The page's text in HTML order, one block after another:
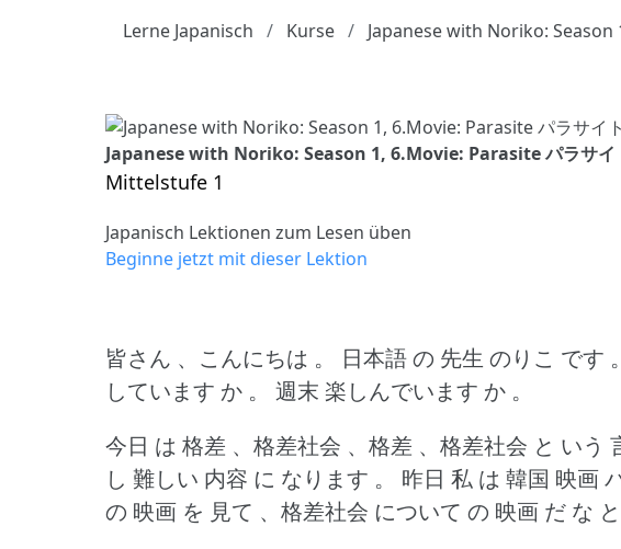
Lerne Japanisch
Kurse Japanese with Noriko: Season
Japanese with Noriko: Season 1, 6.Movie: Parasite パラサイ
Mittelstufe 1
Japanisch Lektionen zum Lesen üben
Beginne jetzt mit dieser Lektion
皆さん 、こんにちは 。 日本語 の 先生 のりこ です 。
しています か 。
週末 楽しんでいます か 。
今日 は 格差 、格差社会 、格差 、格差社会 と いう
し 難しい 内容 に なります 。
昨日 私 は 韓国 映画
の 映画 を 見て 、格差社会 について の 映画 だ な と